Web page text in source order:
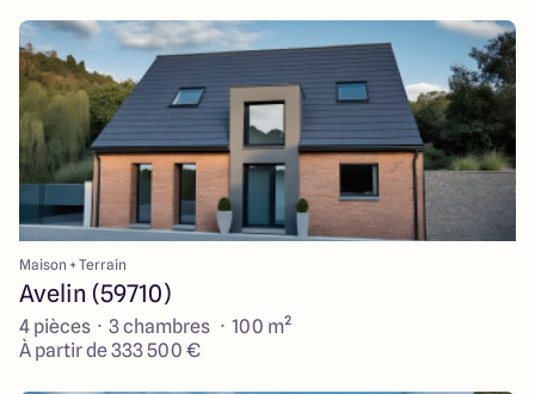
Maison + Terrain
Avelin (59710)
4 pièces · 3 chambres · 100 m²
À partir de 333 500 €